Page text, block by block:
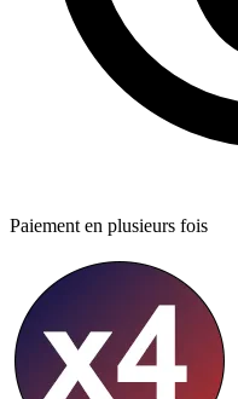
Paiement en plusieurs fois